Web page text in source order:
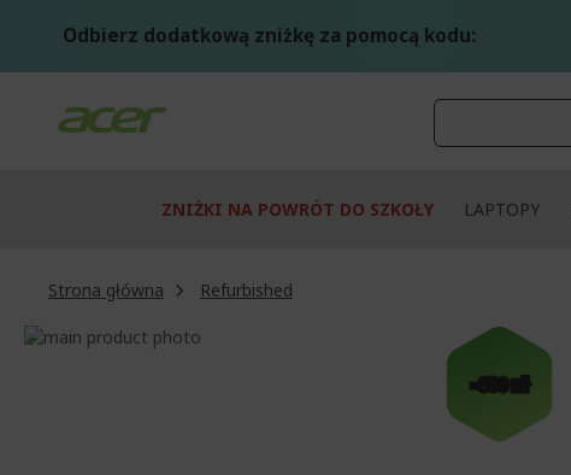
Odbierz dodatkową zniżkę za pomocą kodu:
ZNIŻKI NA POWRÓT DO SZKOŁY LAPTOPY
Strona główna
Refurbished
Przejdź
-600 zł